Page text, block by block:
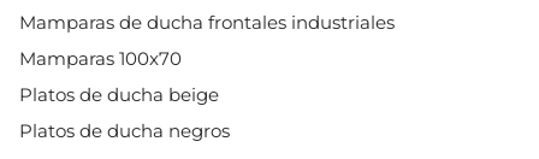
Mamparas de ducha frontales industriales
Mamparas 100x70
Platos de ducha beige
Platos de ducha negros